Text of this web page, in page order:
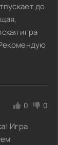
до
игра
0 0
Игра